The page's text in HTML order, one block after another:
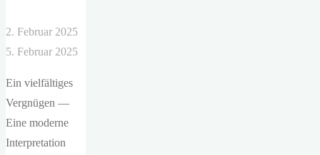
2. Februar 2025
5. Februar 2025
Ein vielfältiges
Vergnügen —
Eine moderne
Interpretation